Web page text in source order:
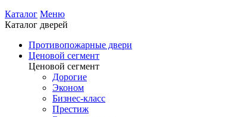
Каталог Меню
Каталог дверей
Противопожарные двери
Ценовой сегмент
Ценовой сегмент
Дорогие
Эконом
Бизнес-класс
Престиж